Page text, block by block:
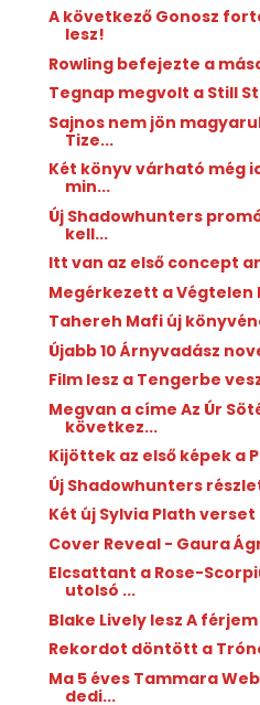
A következő Gonosz
lesz!
Rowling befejezte a
Tegnap megvolt a Still
Sajnos nem jön
Tize...
Két könyv várható még
min...
Új Shadowhunters
kell...
Itt van az első concept
Megérkezett a
Tahereh Mafi új
Újabb 10 Árnyvadász
Film lesz a Tengerbe
Megvan a címe Az Úr
következ...
Kijöttek az első képek a
Új Shadowhunters
Két új Sylvia Plath
Cover Reveal - Gaura
Elcsattant a Rose-
utolsó ...
Blake Lively lesz A
Rekordot döntött a
Ma 5 éves Tammara
dedi...